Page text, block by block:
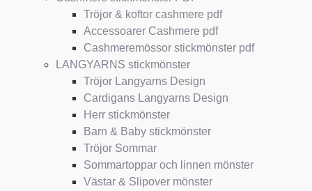
Tröjor & koftor cashmere pdf
Accessoarer Cashmere pdf
Cashmeremössor stickmönster pdf
LANGYARNS stickmönster
Tröjor Langyarns Design
Cardigans Langyarns Design
Herr stickmönster
Barn & Baby stickmönster
Tröjor Sommar
Sommartoppar och linnen mönster
Västar & Slipover mönster